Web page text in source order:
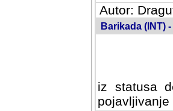
Autor:
Barikada (INT)
iz statusa